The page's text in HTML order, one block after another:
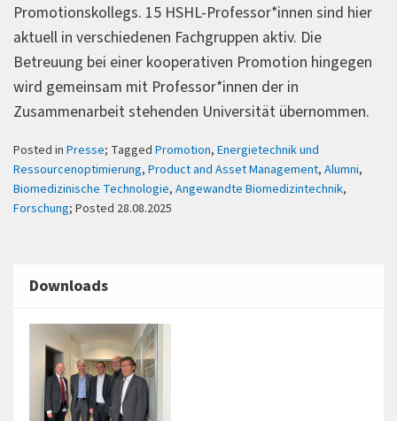
Promotionskollegs. 15 HSHL-Professor*innen sind hier
aktuell in verschiedenen Fachgruppen aktiv. Die
Betreuung bei einer kooperativen Promotion hingegen
wird gemeinsam mit Professor*innen der in
Zusammenarbeit stehenden Universität übernommen.
Posted in Presse; Tagged Promotion, Energietechnik und
Ressourcenoptimierung, Product and Asset Management, Alumni,
Biomedizinische Technologie, Angewandte Biomedizintechnik,
Forschung; Posted 28.08.2025
Downloads